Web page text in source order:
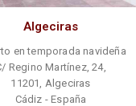
Algeciras
en temporada navideña
Regino Martínez, 24,
11201, Algeciras
Cádiz - España